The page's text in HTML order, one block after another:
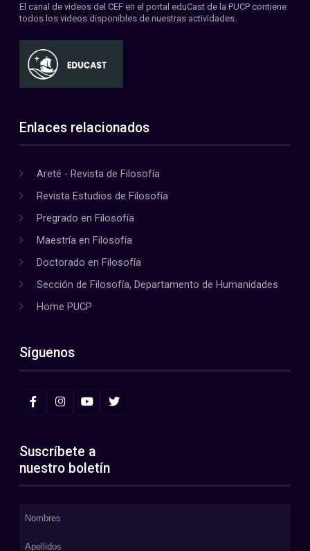
El canal de videos del CEF en el portal eduCast de la PUCP contiene
todos los videos disponibles de nuestras actividades.
Enlaces relacionados
Areté - Revista de Filosofía
Revista Estudios de Filosofía
Pregrado en Filosofía
Maestría en Filosofía
Doctorado en Filosofía
Sección de Filosofía, Departamento de Humanidades
Home PUCP
Síguenos
Suscríbete a
nuestro boletín